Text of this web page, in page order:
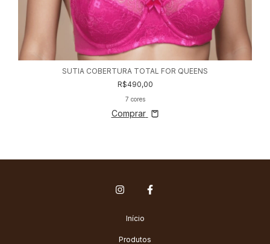
SUTIA COBERTURA TOTAL FOR QUEENS
R$490,00
7 cores
Comprar
Início
Produtos